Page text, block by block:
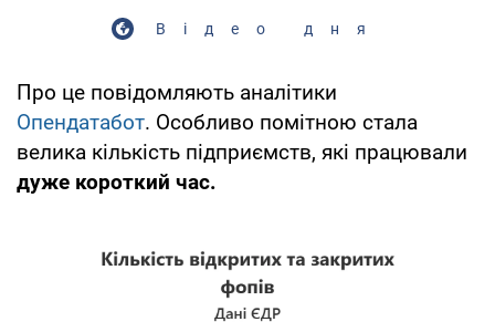
Відео дня
Про це повідомляють аналітики
Опендатабот. Особливо помітною стала
велика кількість підприємств, які працювали
дуже короткий час.